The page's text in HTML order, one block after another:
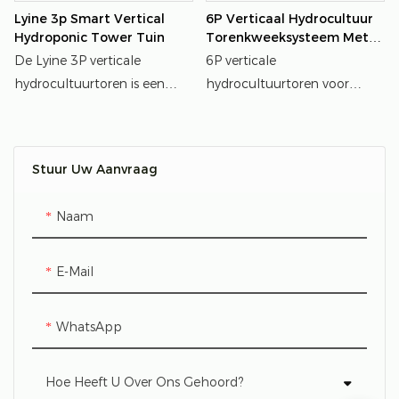
Stuur Uw Aanvraag
Naam
E-Mail
WhatsApp
Hoe Heeft U Over Ons Gehoord?
Lyine 3p Smart Vertical
Hydroponic Tower Tuin
De Lyine 3P verticale
hydrocultuurtoren is een
binnen en buiten. De Lyine
ontworpen met een
en beschikt over meerdere
plantgaten per laag en
configuratiemogelijkheden
verhogen, zelfs in een
6P Verticaal Hydrocultuur
Torenkweeksysteem Met
80L Reservoir
6P verticale
hydrocultuurtoren voor